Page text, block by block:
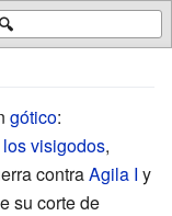
🔍
gótico:
visigodos,
contraAgila I y
su corte de